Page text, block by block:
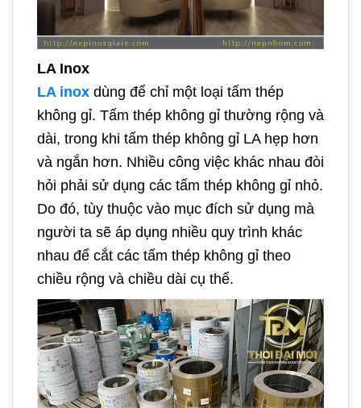
LA Inox
LA inox dùng để chỉ một loại tấm thép
không gỉ. Tấm thép không gỉ thường rộng và
dài, trong khi tấm thép không gỉ LA hẹp hơn
và ngắn hơn. Nhiều công việc khác nhau đòi
hỏi phải sử dụng các tấm thép không gỉ nhỏ.
Do đó, tùy thuộc vào mục đích sử dụng mà
người ta sẽ áp dụng nhiều quy trình khác
nhau để cắt các tấm thép không gỉ theo
chiều rộng và chiều dài cụ thể.